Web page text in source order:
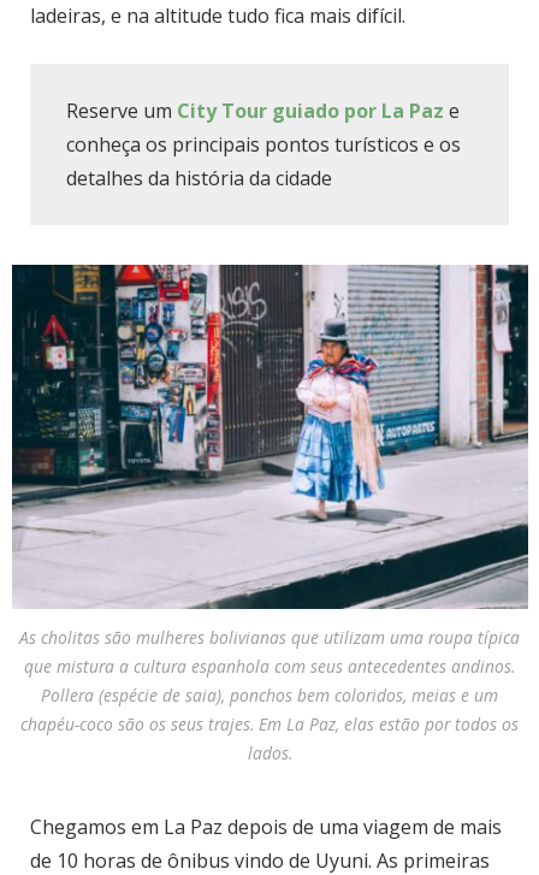
ladeiras, e na altitude tudo fica mais difícil.
Reserve um City Tour guiado por La Paz e
conheça os principais pontos turísticos e os
detalhes da história da cidade
As cholitas são mulheres bolivianas que utilizam uma roupa típica
que mistura a cultura espanhola com seus antecedentes andinos.
Pollera (espécie de saia), ponchos bem coloridos, meias e um
chapéu-coco são os seus trajes. Em La Paz, elas estão por todos os
lados.
Chegamos em La Paz depois de uma viagem de mais
de 10 horas de ônibus vindo de Uyuni. As primeiras